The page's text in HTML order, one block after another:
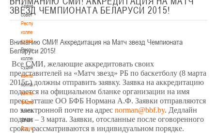
Тренерский
совет
Республиканская
коллегия
судей
Республиканская
коллегия
судей
Контакты
Контакты
Контакты
федерации
Контакты
федерации
Документы
ЗВЕЗД ЧЕМПИОНАТА БЕЛАРУСИ 2015!
Вниманию СМИ! Аккредитация на Матч звезд Чемпионата
Беларуси 2015!
Все СМИ, желающие аккредитовать своих
представителей на «Матч звезд» РБ по баскетболу (8 марта
2015г.) должны отправить заявку. Заявка на аккредитацию
подается на официальном бланке организации на имя
пресс-атташе ОО БФБ Нормана А.Ф. Заявки отправляются
по электронной почте на адрес
. Дедлайн
подачи – 3 марта. Заявки, отосланные после оговоренного
срока, рассматриваются в индивидуальном порядке.